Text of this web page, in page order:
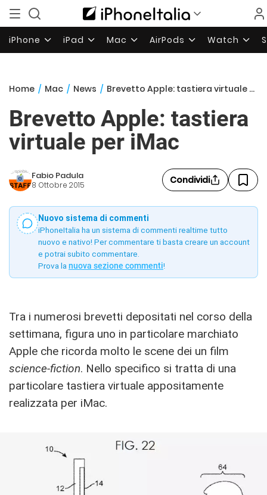
iPhone iPad Mac AirPods Watch
Home / Mac / News / Brevetto Apple: tastiera virtuale per iMac
Brevetto Apple: tastiera
virtuale per iMac
Fabio Padula
8 Ottobre 2015 Condividi
Nuovo sistema di commenti
iPhoneItalia ha un sistema di commenti realtime tutto
nuovo e nativo! Per commentare ti basta creare un account
e potrai subito commentare.
Prova la nuova sezione commenti!
Tra i numerosi brevetti depositati nel corso della
settimana, figura uno in particolare marchiato
Apple che ricorda molto le scene dei un film
science-fiction. Nello specifico si tratta di una
particolare tastiera virtuale appositamente
realizzata per iMac.